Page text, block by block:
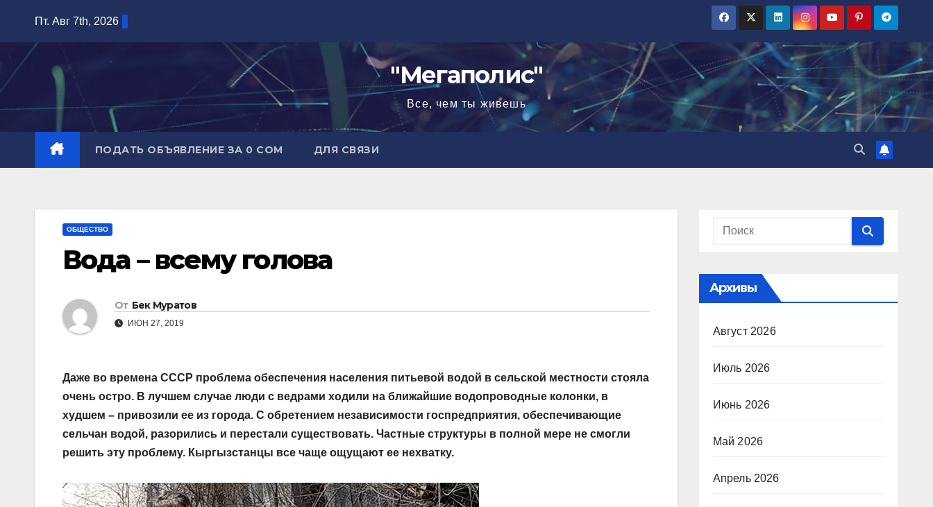
содержимому
Пт. Авг 7th, 2026
"Мегаполис"
Все, чем ты живешь
ПОДАТЬ ОБЪЯВЛЕНИЕ ЗА 0 СОМ ДЛЯ СВЯЗИ
ОБЩЕСТВО
Вода – всему голова
От Бек Муратов
ИЮН 27, 2019
Даже во времена СССР проблема обеспечения населения питьевой водой в сельской местности стояла
очень остро. В лучшем случае люди с ведрами ходили на ближайшие водопроводные колонки, в
худшем – привозили ее из города. С обретением независимости госпредприятия, обеспечивающие
сельчан водой, разорились и перестали существовать. Частные структуры в полной мере не смогли
решить эту проблему. Кыргызстанцы все чаще ощущают ее нехватку.
Архивы
Август 2026
Июль 2026
Июнь 2026
Май 2026
Апрель 2026